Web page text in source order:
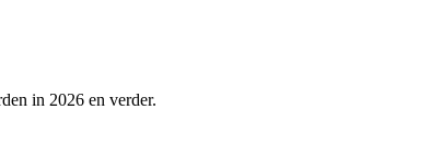
in 2026 en verder.